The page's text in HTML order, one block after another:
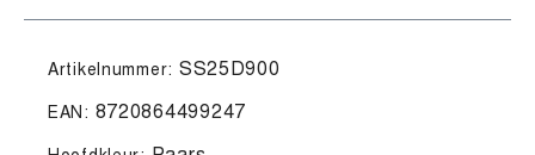
Artikelnummer: SS25D900
EAN: 8720864499247